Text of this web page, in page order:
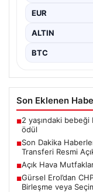
EUR
ALTIN
BTC
Son Eklenen
■2 yaşındaki
ödül
■Son Dakika
Transferi Resmi
■Açık Hava
■Gürsel Erol’dan
Birleşme veya